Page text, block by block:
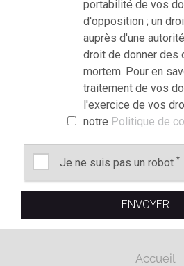
portabilité de vos
d'opposition ; un
auprès d'une
droit de donner des
mortem. Pour en
traitement de vos
l'exercice de vos
notre Politique de
Je ne suis pas un robot *
Accueil